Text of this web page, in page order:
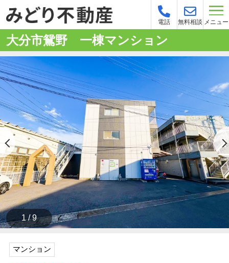
電話 無料相談 メニュー
大分市鴛野 一棟マンション
1 / 9
マンション